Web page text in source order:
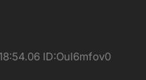
ID:OuI6mfov0